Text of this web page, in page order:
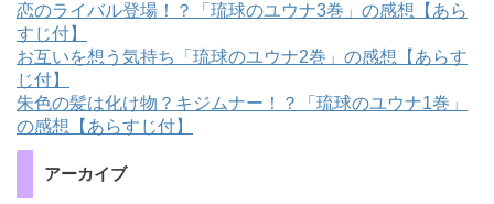
恋のライバル登場！？「琉球のユウナ3巻」の感想【あら
すじ付】
お互いを想う気持ち「琉球のユウナ2巻」の感想【あらす
じ付】
朱色の髪は化け物？キジムナー！？「琉球のユウナ1巻」
の感想【あらすじ付】
アーカイブ